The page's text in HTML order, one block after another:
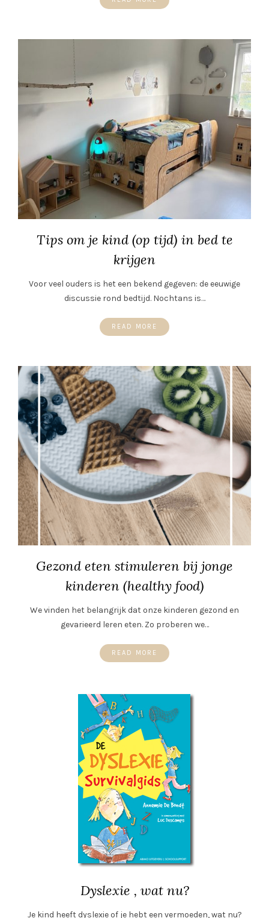
Tips om je kind (op tijd) in bed te
krijgen
Voor veel ouders is het een bekend gegeven: de eeuwige
discussie rond bedtijd. Nochtans is…
READ MORE
Gezond eten stimuleren bij jonge
kinderen (healthy food)
We vinden het belangrijk dat onze kinderen gezond en
gevarieerd leren eten. Zo proberen we…
READ MORE
Dyslexie , wat nu?
Je kind heeft dyslexie of je hebt een vermoeden, wat nu?